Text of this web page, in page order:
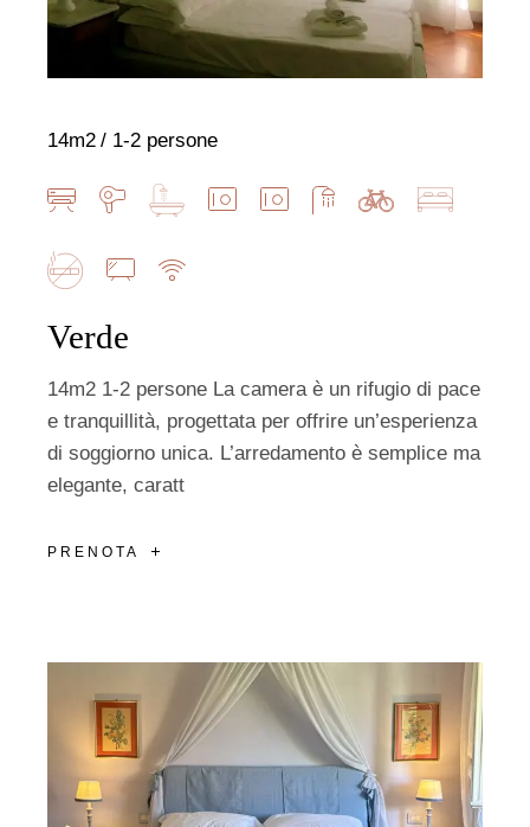
Verde
14m2 1-2 persone La camera è un rifugio di pace
e tranquillità, progettata per offrire un’esperienza
di soggiorno unica. L’arredamento è semplice ma
elegante, caratt
PRENOTA
14m2 1-2 persone